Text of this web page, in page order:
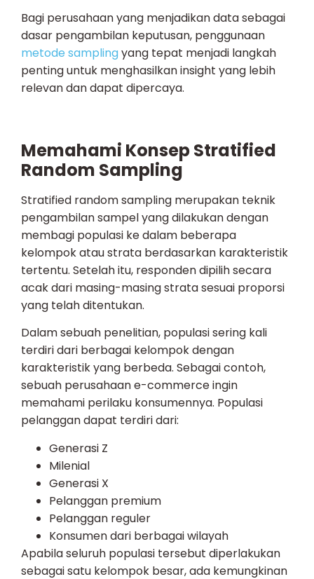
Bagi perusahaan yang menjadikan data sebagai
dasar pengambilan keputusan, penggunaan
metode samplingyang tepat menjadi langkah
penting untuk menghasilkan insight yang lebih
relevan dan dapat dipercaya.
Memahami Konsep Stratified
Random Sampling
Stratified random sampling merupakan teknik
pengambilan sampel yang dilakukan dengan
membagi populasi ke dalam beberapa
kelompok atau strata berdasarkan karakteristik
tertentu. Setelah itu, responden dipilih secara
acak dari masing-masing strata sesuai proporsi
yang telah ditentukan.
Dalam sebuah penelitian, populasi sering kali
terdiri dari berbagai kelompok dengan
karakteristik yang berbeda. Sebagai contoh,
sebuah perusahaan e-commerce ingin
memahami perilaku konsumennya. Populasi
pelanggan dapat terdiri dari:
Generasi Z
Milenial
Generasi X
Pelanggan premium
Pelanggan reguler
Konsumen dari berbagai wilayah
Apabila seluruh populasi tersebut diperlakukan
sebagai satu kelompok besar, ada kemungkinan